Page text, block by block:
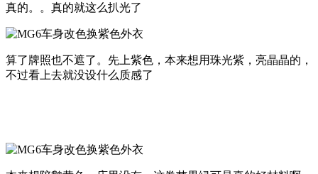
真的。。真的就这么扒光了
算了牌照也不遮了。先上紫色，本来想用珠光紫，亮晶晶的，
不过看上去就没设什么质感了